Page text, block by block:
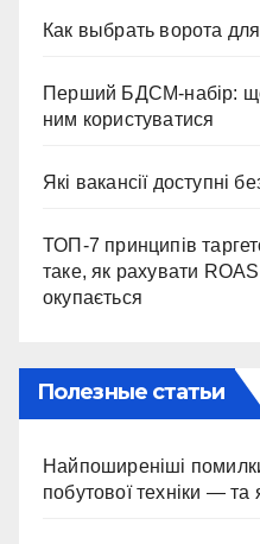
Как выбрать ворота
Перший БДСМ-набір: що
ним користуватися
Які вакансії доступні
ТОП-7 принципів
таке, як рахувати
окупається
Полезные статьи
Найпоширеніші
побутової техніки — та